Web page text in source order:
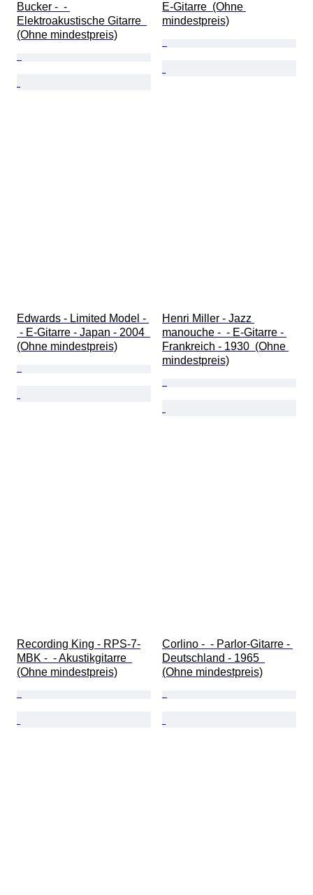
Bucker -  -
Elektroakustische Gitarre
(Ohne mindestpreis)
E-Gitarre  (Ohne
mindestpreis)
Edwards - Limited Model -
- E-Gitarre - Japan - 2004
(Ohne mindestpreis)
Henri Miller - Jazz
manouche -  - E-Gitarre -
Frankreich - 1930  (Ohne
mindestpreis)
Recording King - RPS-7-
MBK -  - Akustikgitarre
(Ohne mindestpreis)
Corlino -  - Parlor-Gitarre -
Deutschland - 1965
(Ohne mindestpreis)